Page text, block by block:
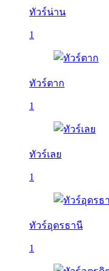
ทัวร์น่าน
1
ทัวร์ตาก
1
ทัวร์เลย
1
ทัวร์อุดรธานี
1